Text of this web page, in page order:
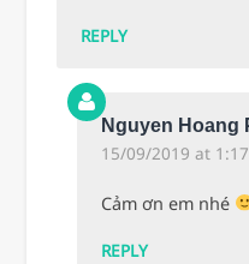
REPLY
Nguyen Hoang
15/09/2019 at
Cảm ơn em nhé
REPLY